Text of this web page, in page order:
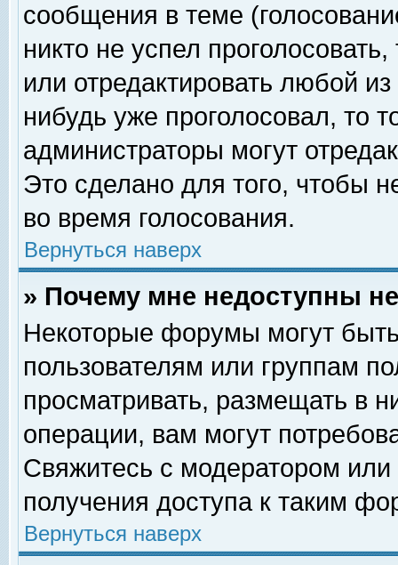
сообщения в теме
никто не успел
или отредактировать любой
нибудь уже проголосовал, то
администраторы могут
Это сделано для того, чтобы
во время голосования.
Вернуться наверх
» Почему мне недоступны
Некоторые форумы могут
пользователям или группам
просматривать, размещать в
операции, вам могут
Свяжитесь с модератором
получения доступа к таким
Вернуться наверх